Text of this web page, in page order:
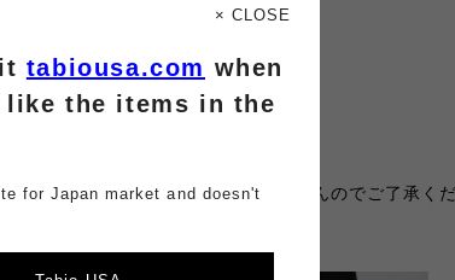
違いなしです
は永続的ではなく、
てまいります。
ざいます。完全な撥水にはなりませんのでご了承くだ
× CLOSE
tabiousa.com when
like the items in the
for Japan market and doesn't